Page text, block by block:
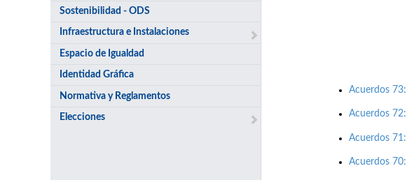
Sostenibilidad - ODS
Infraestructura e Instalaciones
Espacio de Igualdad
Identidad Gráfica
Normativa y Reglamentos
Elecciones
Acuerdos
Acuerdos
Acuerdos
Acuerdos